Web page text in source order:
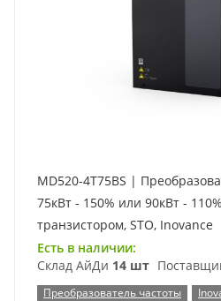
MD520-4T75BS |
75кВт - 150% или 90кВт -
транзистором, STO, Inovance
Есть в наличии:
Склад АйДи 14 шт
Преобразователь частоты